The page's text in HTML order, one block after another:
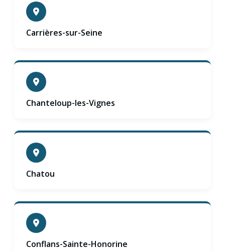
Carrières-sur-Seine
Chanteloup-les-Vignes
Chatou
Conflans-Sainte-Honorine